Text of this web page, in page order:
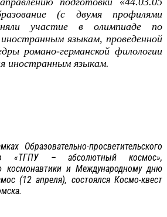
(с двумя профилями
участие в олимпиаде по
языкам, проведенной
романо-германской филологии
иностранным языкам.
Образовательно-просветительского
«ТГПУ – абсолютный космос»,
космонавтики и Международному дню
(12 апреля), состоялся Космо-квест